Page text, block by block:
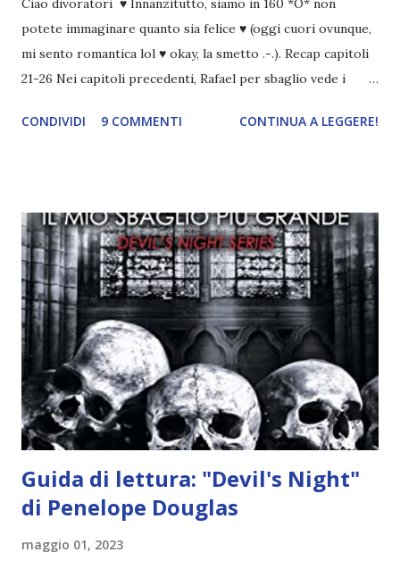
potete immaginare quanto sia felice ♥ (oggi cuori ovunque,
mi sento romantica lol ♥ okay, la smetto .-.). Recap capitoli
21-26 Nei capitoli precedenti, Rafael per sbaglio vede i
incontrano e Hesediel mostra loro come combattere i puri.
angelo puro, Elemiah. Ma, a differenza di cosa pensano,
l'angelo non ha intenzione di fare una strage, piuttosto è lì
per avvertili che Mikael non è più "l'angelo puro" che
credono e che potrebbe aver ucciso altri mezzi angeli, tipo
Rafael. A quelle parole, Haniel seguito da altri ibridi, si reca
nell'appartamento, senza risultati. Infine cercano nella
chiesetta. Lì trovano Rafael alle prese con gli angeli puri,
ma questa volta ...
CONDIVIDI 9 COMMENTI CONTINUA A LEGGERE!
Guida di lettura: "Devil's Night"
di Penelope Douglas
maggio 01, 2023